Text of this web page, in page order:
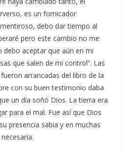
es un fornicador
debo dar tiempo al
pero este cambio no me
aceptar que aún en mi
que salen de mi control”. Las
arrancadas del libro de la
con su buen testimonio daba
un día soñó Dios. La tierra era
para el mal. Fue así que Dios
presencia sabia y en muchas